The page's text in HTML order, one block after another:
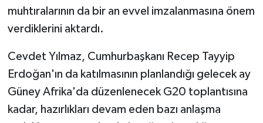
muhtıralarının da bir an evvel imzalanmasına önem
verdiklerini aktardı.
Cevdet Yılmaz, Cumhurbaşkanı Recep Tayyip
Erdoğan'ın da katılmasının planlandığı gelecek ay
Güney Afrika'da düzenlenecek G20 toplantısına
kadar, hazırlıkları devam eden bazı anlaşma